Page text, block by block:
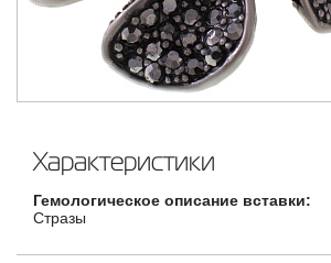
Характеристики
Гемологическое описание вставки:
Стразы